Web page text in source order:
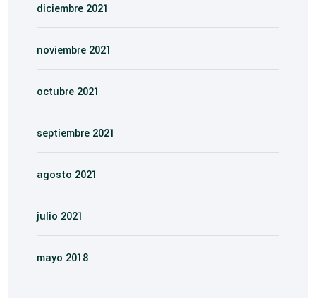
diciembre 2021
noviembre 2021
octubre 2021
septiembre 2021
agosto 2021
julio 2021
mayo 2018